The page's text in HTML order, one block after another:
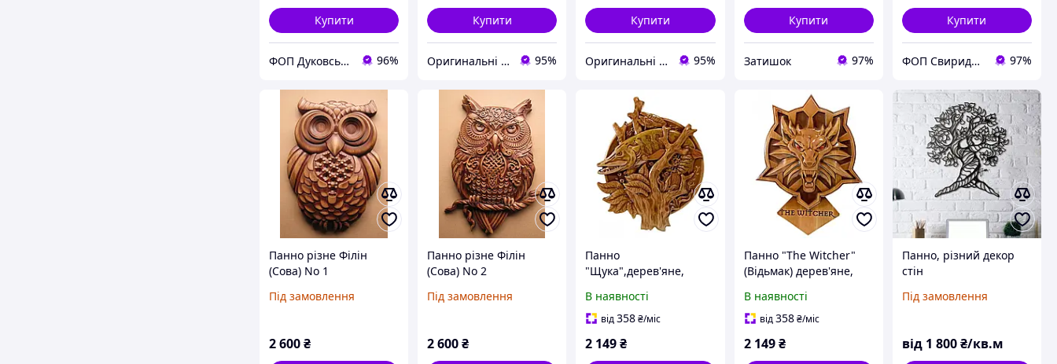
Купити
ФОП Дуковська І.М. 96%
Купити
Оригинальні подарунки в інтернет-магазині Панда-Шоп 95%
Купити
Оригинальні подарунки в інтернет-магазині Панда-Шоп 95%
Купити
Затишок 97%
Купити
ФОП Свиридко Світлана Василівна (АртСтоун) 97%
Панно різне Філін
(Сова) No 1
Під замовлення
2 600₴
Панно різне Філін
(Сова) No 2
Під замовлення
2 600₴
Панно
"Щука",дерев'яне,
В наявності
від358₴/міс
2 149₴
Панно "The Witcher"
(Відьмак) дерев'яне,
В наявності
від358 ₴/міс
2 149 ₴
Панно, різний декор
стін
Під замовлення
від 1 800₴/кв.м